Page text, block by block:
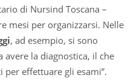
di Nursind Toscana –
mesi per organizzarsi. Nelle
, ad esempio, si sono
avere la diagnostica, il che
effettuare gli esami”.